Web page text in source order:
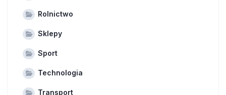
Rolnictwo
Sklepy
Sport
Technologia
Transport